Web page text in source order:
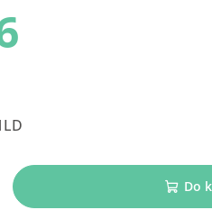
Do